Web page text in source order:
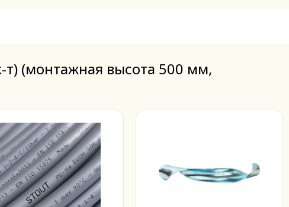
(монтажная высота 500 мм,